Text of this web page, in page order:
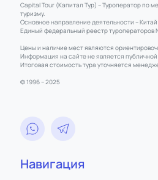
Capital Tour (Капитал Тур) – Туроператор по
туризму.
Основное направление деятельности –
Единый федеральный реестр туроператоров
Цены и наличие мест являются
Информация на сайте не является
Итоговая стоимость тура уточняется
© 1996 – 2025
Навигация